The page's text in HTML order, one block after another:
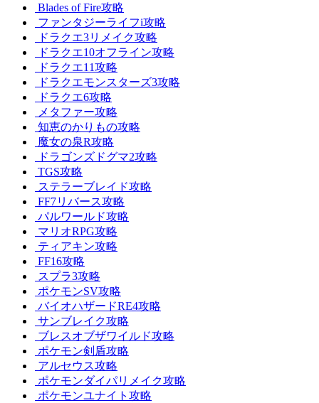
Blades of Fire攻略
ファンタジーライフi攻略
ドラクエ3リメイク攻略
ドラクエ10オフライン攻略
ドラクエ11攻略
ドラクエモンスターズ3攻略
ドラクエ6攻略
メタファー攻略
知恵のかりもの攻略
魔女の泉R攻略
ドラゴンズドグマ2攻略
TGS攻略
ステラーブレイド攻略
FF7リバース攻略
パルワールド攻略
マリオRPG攻略
ティアキン攻略
FF16攻略
スプラ3攻略
ポケモンSV攻略
バイオハザードRE4攻略
サンブレイク攻略
ブレスオブザワイルド攻略
ポケモン剣盾攻略
アルセウス攻略
ポケモンダイパリメイク攻略
ポケモンユナイト攻略